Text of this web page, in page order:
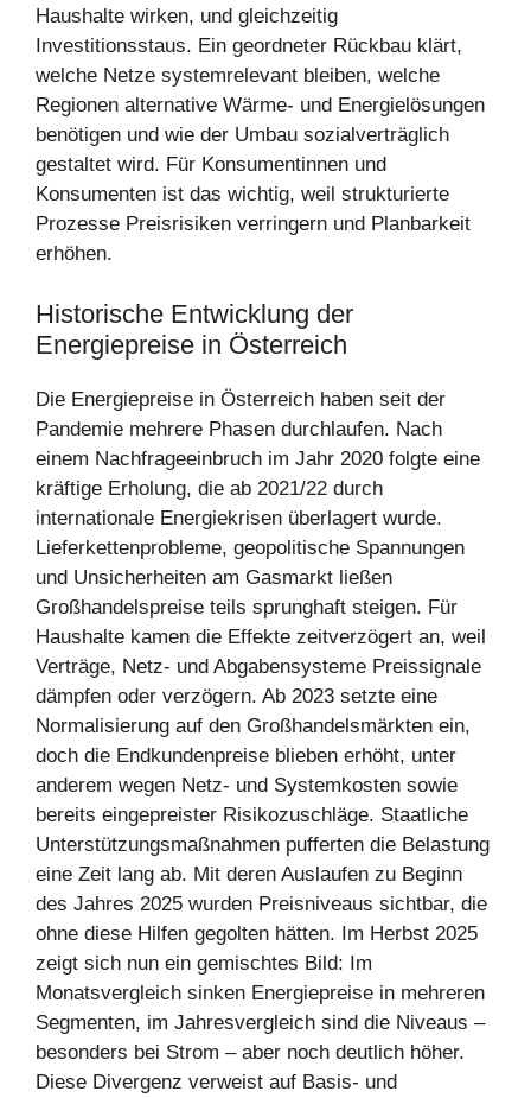
Haushalte wirken, und gleichzeitig
Investitionsstaus. Ein geordneter Rückbau klärt,
welche Netze systemrelevant bleiben, welche
Regionen alternative Wärme- und Energielösungen
benötigen und wie der Umbau sozialverträglich
gestaltet wird. Für Konsumentinnen und
Konsumenten ist das wichtig, weil strukturierte
Prozesse Preisrisiken verringern und Planbarkeit
erhöhen.
Historische Entwicklung der
Energiepreise in Österreich
Die Energiepreise in Österreich haben seit der
Pandemie mehrere Phasen durchlaufen. Nach
einem Nachfrageeinbruch im Jahr 2020 folgte eine
kräftige Erholung, die ab 2021/22 durch
internationale Energiekrisen überlagert wurde.
Lieferkettenprobleme, geopolitische Spannungen
und Unsicherheiten am Gasmarkt ließen
Großhandelspreise teils sprunghaft steigen. Für
Haushalte kamen die Effekte zeitverzögert an, weil
Verträge, Netz- und Abgabensysteme Preissignale
dämpfen oder verzögern. Ab 2023 setzte eine
Normalisierung auf den Großhandelsmärkten ein,
doch die Endkundenpreise blieben erhöht, unter
anderem wegen Netz- und Systemkosten sowie
bereits eingepreister Risikozuschläge. Staatliche
Unterstützungsmaßnahmen pufferten die Belastung
eine Zeit lang ab. Mit deren Auslaufen zu Beginn
des Jahres 2025 wurden Preisniveaus sichtbar, die
ohne diese Hilfen gegolten hätten. Im Herbst 2025
zeigt sich nun ein gemischtes Bild: Im
Monatsvergleich sinken Energiepreise in mehreren
Segmenten, im Jahresvergleich sind die Niveaus –
besonders bei Strom – aber noch deutlich höher.
Diese Divergenz verweist auf Basis- und